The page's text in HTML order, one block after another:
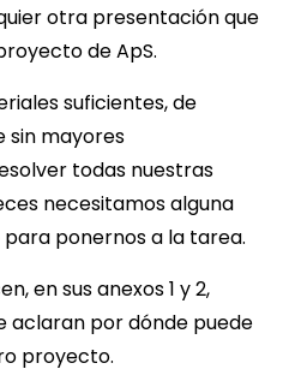
otra presentación que
de ApS.
suficientes, de
sin mayores
todas nuestras
necesitamos alguna
ponernos a la tarea.
en sus anexos 1 y 2,
aclaran por dónde puede
proyecto.